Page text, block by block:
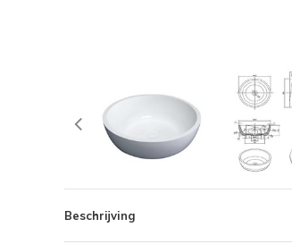
Beschrijving